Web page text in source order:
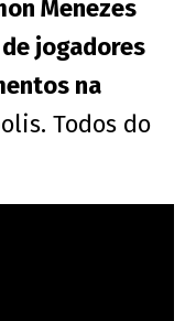
Menezes
jogadores
na
Todos do